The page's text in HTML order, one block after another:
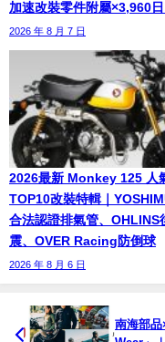
加速改裝零件附屬×3,960日
2026 年 8 月 7 日
2026最新 Monkey 125 人
TOP10改裝特輯｜
合法認證排氣管、OHLINS
震、OVER Racing防倒球
2026 年 8 月 6 日
南海部